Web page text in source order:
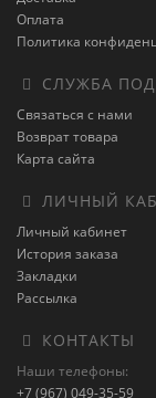
Оплата
Политика
СЛУЖБА
Связаться с нами
Возврат товара
Карта сайта
ЛИЧНЫЙ
Личный кабинет
История заказа
Закладки
Рассылка
КОНТАКТЫ
Наши телефоны:
+7 (967) 049-35-59